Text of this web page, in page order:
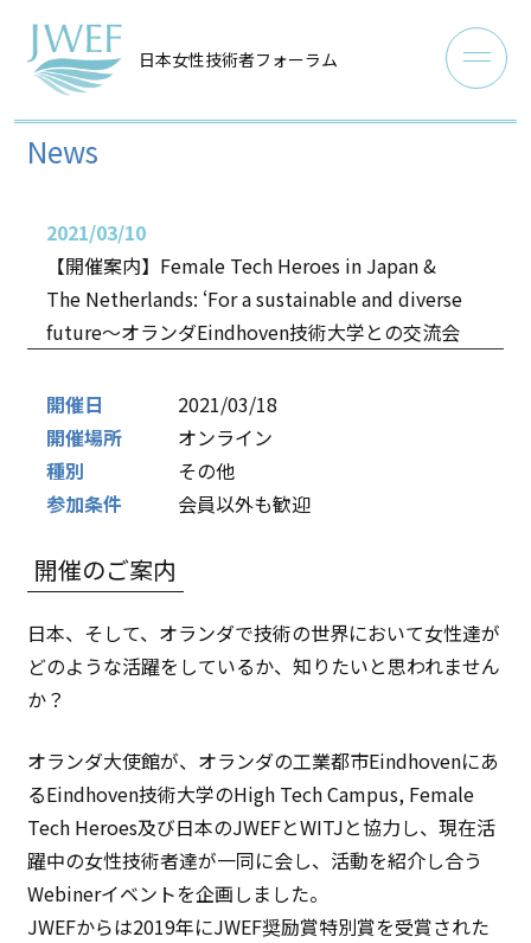
日本女性技術者フォーラム
News
2021/03/10
【開催案内】Female Tech Heroes in Japan &
The Netherlands: ‘For a sustainable and diverse
future～オランダEindhoven技術大学との交流会
開催日
2021/03/18
開催場所
オンライン
種別
その他
参加条件
会員以外も歓迎
開催のご案内
日本、そして、オランダで技術の世界において女性達が
どのような活躍をしているか、知りたいと思われません
か？
オランダ大使館が、オランダの工業都市Eindhovenにあ
るEindhoven技術大学のHigh Tech Campus, Female
Tech Heroes及び日本のJWEFとWITJと協力し、現在活
躍中の女性技術者達が一同に会し、活動を紹介し合う
Webinerイベントを企画しました。
JWEFからは2019年にJWEF奨励賞特別賞を受賞された